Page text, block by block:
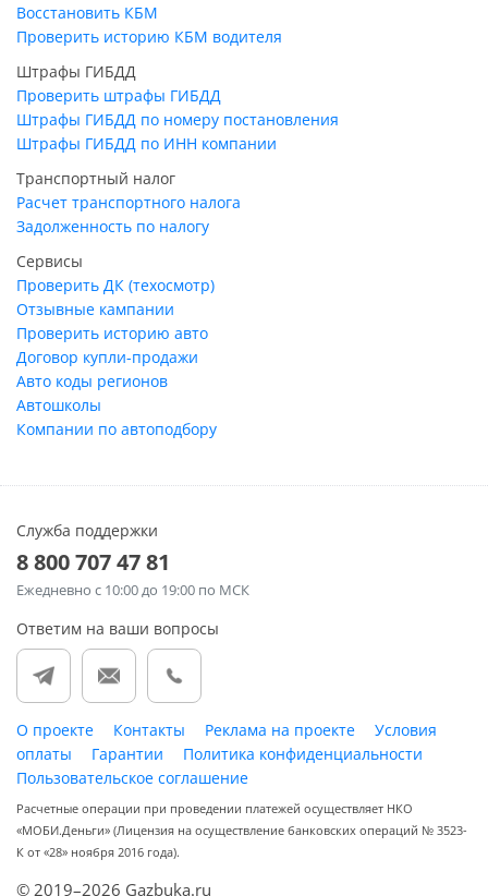
Восстановить КБМ
Проверить историю КБМ водителя
Штрафы ГИБДД
Проверить штрафы ГИБДД
Штрафы ГИБДД по номеру постановления
Штрафы ГИБДД по ИНН компании
Транспортный налог
Расчет транспортного налога
Задолженность по налогу
Сервисы
Проверить ДК (техосмотр)
Отзывные кампании
Проверить историю авто
Договор купли-продажи
Авто коды регионов
Автошколы
Компании по автоподбору
Служба поддержки
8 800 707 47 81
Ежедневно с 10:00 до 19:00 по МСК
Ответим на ваши вопросы
О проекте Контакты Реклама на проекте
Условия
оплаты
Гарантии
Политика конфиденциальности
Пользовательское соглашение
Расчетные операции при проведении платежей осуществляет НКО
«МОБИ.Деньги» (Лицензия на осуществление банковских операций № 3523-
К от «28» ноября 2016 года).
© 2019–2026 Gazbuka.ru